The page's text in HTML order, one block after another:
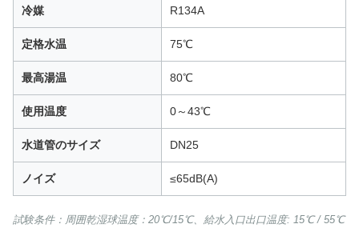
冷媒 R134A
定格水温 75℃
最高湯温 80℃
使用温度 0～43℃
水道管のサイズ DN25
ノイズ ≤65dB(A)
試験条件：周囲乾湿球温度：20℃/15℃、給水入口出口温度: 15℃ / 55℃